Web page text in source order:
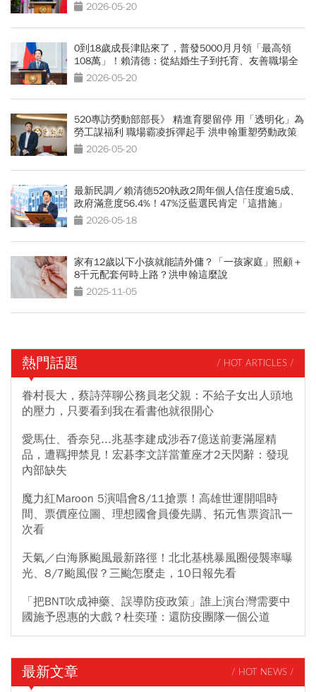
2026-05-20
0到18歲成長津貼來了，普發5000月月領「最高領
108萬」！賴清德：從結婚生子到托育、友善職場全
面支援
2026-05-20
520專訪勞動部部長》 精進育嬰留停 用「透明化」為
勞工謀福利 職場霸凌拆彈起手 洪申翰重塑勞動政策
2026-05-20
最新民調／賴清德520執政2周年個人信任度逾5成、
政府滿意度56.4%！47%泛藍選民肯定「這措施」
2026-05-18
家有12歲以下小孩就能請外傭？「一孩家庭」照顧＋
8千元配套何時上路？洪申翰這麼說
2025-11-05
熱門話題 / HOT ARTICLES /
眷村長大，蔡詩萍聊公務員老父親：不給子女出人頭地
的壓力，只要看到我在看書他就很開心
愛馬仕、香奈兒...兆基李建成涉吞7億送前妻滿屋精
品，遭羈押禁見！宏碁李文詳當董座才2天閃辭：發現
內部缺失
魔力紅Maroon 5演唱會8/11搶票！高雄世運開唱時
間、票價座位圖、理想國會員優先購、拓元售票資訊一
次看
天氣／白海豚颱風最新路徑！北北基桃暴風圈侵襲率曝
光、8/7颱風假？三颱怎麼走，10日報先看
「把BNT吹成神藥、誤導防疫政策」誰上演台灣需要中
國施予恩惠的大戲？杜奕瑾：還防疫團隊一個公道
最新文章 / HOT NEWS /